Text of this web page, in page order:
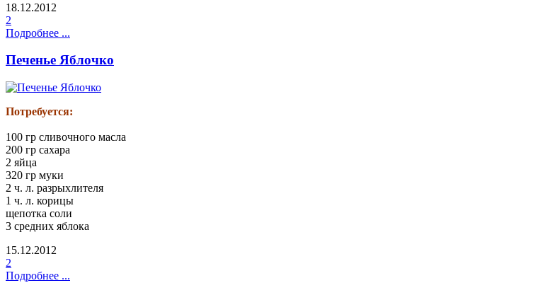
18.12.2012
2
Подробнее ...
Печенье Яблочко
Потребуется:
100 гр сливочного масла
200 гр сахара
2 яйца
320 гр муки
2 ч. л. разрыхлителя
1 ч. л. корицы
щепотка соли
3 средних яблока
15.12.2012
2
Подробнее ...